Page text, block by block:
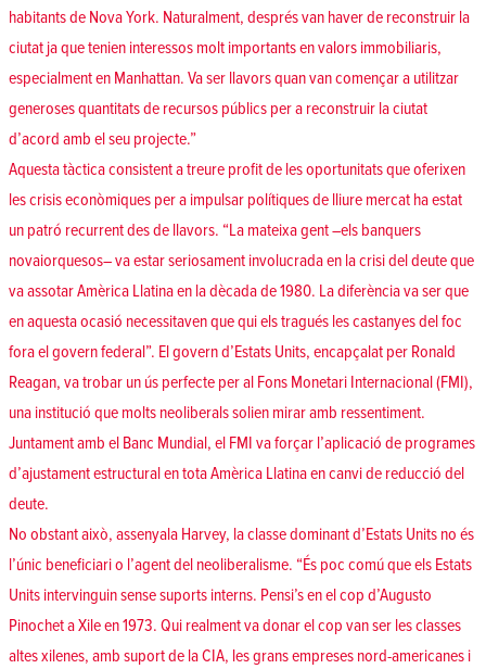
habitants de Nova York. Naturalment, després van haver de reconstruir la
ciutat ja que tenien interessos molt importants en valors immobiliaris,
especialment en Manhattan. Va ser llavors quan van començar a utilitzar
generoses quantitats de recursos públics per a reconstruir la ciutat
d’acord amb el seu projecte.”
Aquesta tàctica consistent a treure profit de les oportunitats que oferixen
les crisis econòmiques per a impulsar polítiques de lliure mercat ha estat
un patró recurrent des de llavors. “La mateixa gent –els banquers
novaiorquesos– va estar seriosament involucrada en la crisi del deute que
va assotar Amèrica Llatina en la dècada de 1980. La diferència va ser que
en aquesta ocasió necessitaven que qui els tragués les castanyes del foc
fora el govern federal”. El govern d’Estats Units, encapçalat per Ronald
Reagan, va trobar un ús perfecte per al Fons Monetari Internacional (FMI),
una institució que molts neoliberals solien mirar amb ressentiment.
Juntament amb el Banc Mundial, el FMI va forçar l’aplicació de programes
d’ajustament estructural en tota Amèrica Llatina en canvi de reducció del
deute.
No obstant això, assenyala Harvey, la classe dominant d’Estats Units no és
l’únic beneficiari o l’agent del neoliberalisme. “És poc comú que els Estats
Units intervinguin sense suports interns. Pensi’s en el cop d’Augusto
Pinochet a Xile en 1973. Qui realment va donar el cop van ser les classes
altes xilenes, amb suport de la CIA, les grans empreses nord-americanes i